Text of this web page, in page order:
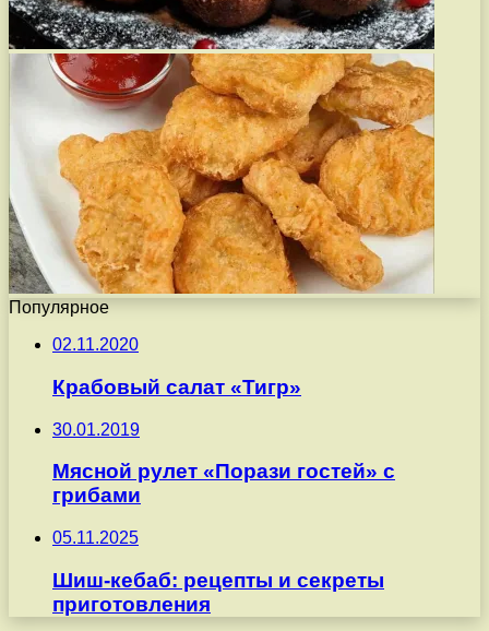
Популярное
02.11.2020
Крабовый салат «Тигр»
30.01.2019
Мясной рулет «Порази гостей» с
грибами
05.11.2025
Шиш-кебаб: рецепты и секреты
приготовления